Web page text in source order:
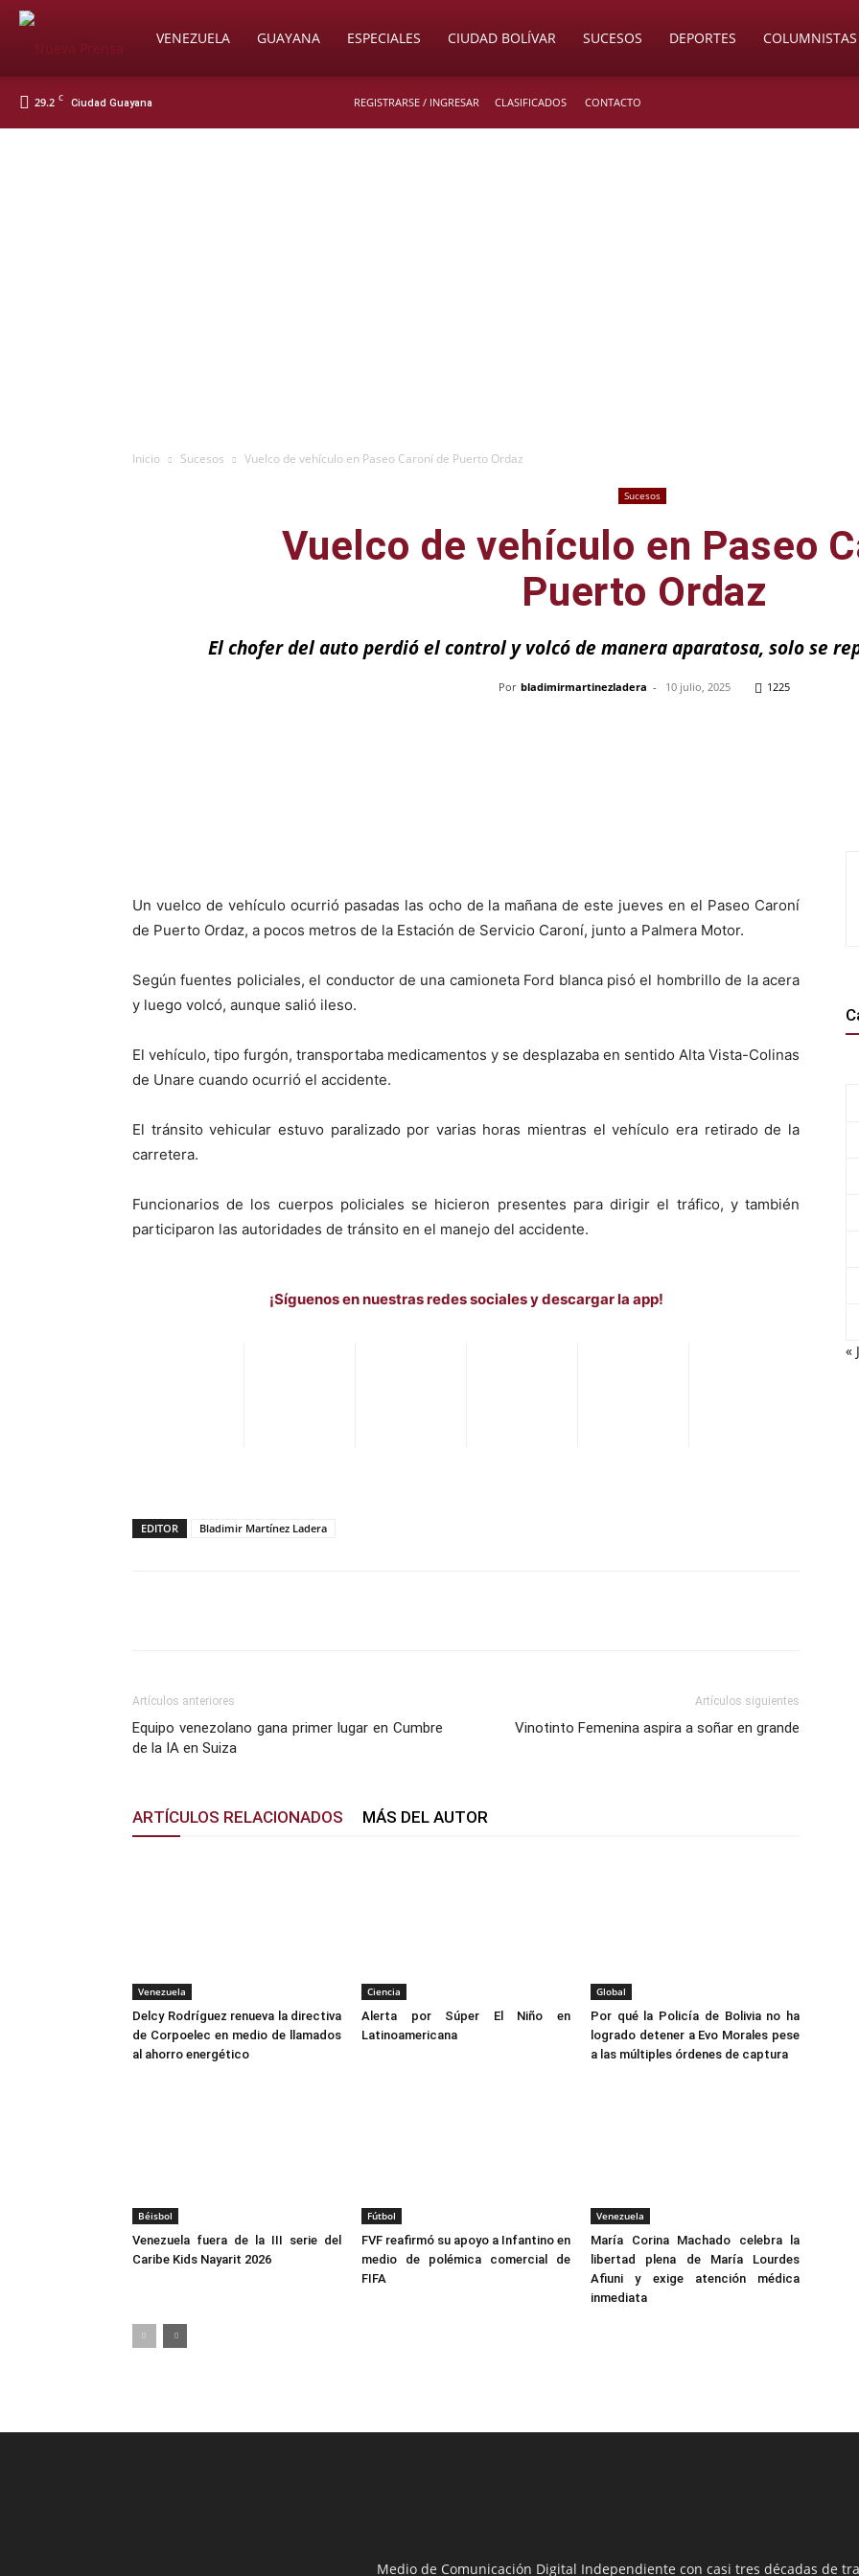
SoyVENEZUELA GUAYANA ESPECIALES CIUDAD BOLÍVAR SUCESOS DEPORTES COLUMNISTAS
29.2 C Ciudad Guayana REGISTRARSE / INGRESAR CLASIFICADOS CONTACTO
Inicio Sucesos Vuelco de vehículo en Paseo Caroní de Puerto Ordaz
Sucesos
Vuelco de vehículo en Paseo
Puerto Ordaz
El chofer del auto perdió el control y volcó de manera aparatosa, solo se
Por bladimirmartinezladera - 10 julio, 2025 1225
Un vuelco de vehículo ocurrió pasadas las ocho de la mañana de este jueves en el Paseo Caroní
de Puerto Ordaz, a pocos metros de la Estación de Servicio Caroní, junto a Palmera Motor.
Según fuentes policiales, el conductor de una camioneta Ford blanca pisó el hombrillo de la acera
y luego volcó, aunque salió ileso.
El vehículo, tipo furgón, transportaba medicamentos y se desplazaba en sentido Alta Vista-Colinas
de Unare cuando ocurrió el accidente.
El tránsito vehicular estuvo paralizado por varias horas mientras el vehículo era retirado de la
carretera.
Funcionarios de los cuerpos policiales se hicieron presentes para dirigir el tráfico, y también
participaron las autoridades de tránsito en el manejo del accidente.
¡Síguenos en nuestras redes sociales y descargar la app!
EDITOR Bladimir Martínez Ladera
Artículos anteriores
Equipo venezolano gana primer lugar en Cumbre
de la IA en Suiza
Artículos siguientes
Vinotinto Femenina aspira a soñar en grande
ARTÍCULOS RELACIONADOS MÁS DEL AUTOR
Venezuela
Delcy Rodríguez renueva la directiva
de Corpoelec en medio de llamados
al ahorro energético
Ciencia
Alerta por Súper El Niño en
Latinoamericana
Global
Por qué la Policía de Bolivia no ha
logrado detener a Evo Morales pese
a las múltiples órdenes de captura
Béisbol
Venezuela fuera de la III serie del
Caribe Kids Nayarit 2026
Fútbol
FVF reafirmó su apoyo a Infantino en
medio de polémica comercial de
FIFA
Venezuela
María Corina Machado celebra la
libertad plena de María Lourdes
Afiuni y exige atención médica
inmediata
«
Medio de Comunicación Digital Independiente con casi tres décadas de